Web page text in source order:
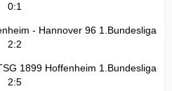
0:1
- Hannover 96 1.Bundesliga
2:2
1899 Hoffenheim 1.Bundesliga
2:5